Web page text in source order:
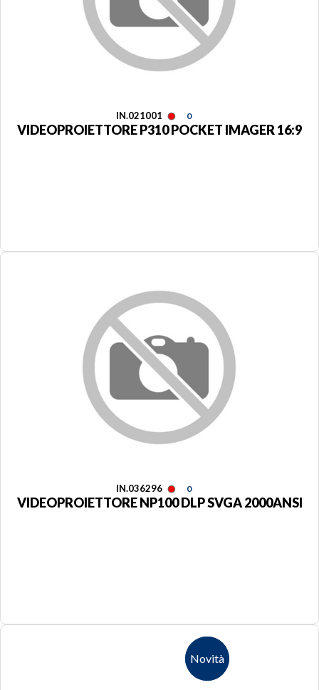
IN.021001 0
VIDEOPROIETTORE P310 POCKET IMAGER 16:9
IN.036296 0
VIDEOPROIETTORE NP100 DLP SVGA 2000ANSI
Novità
Novità